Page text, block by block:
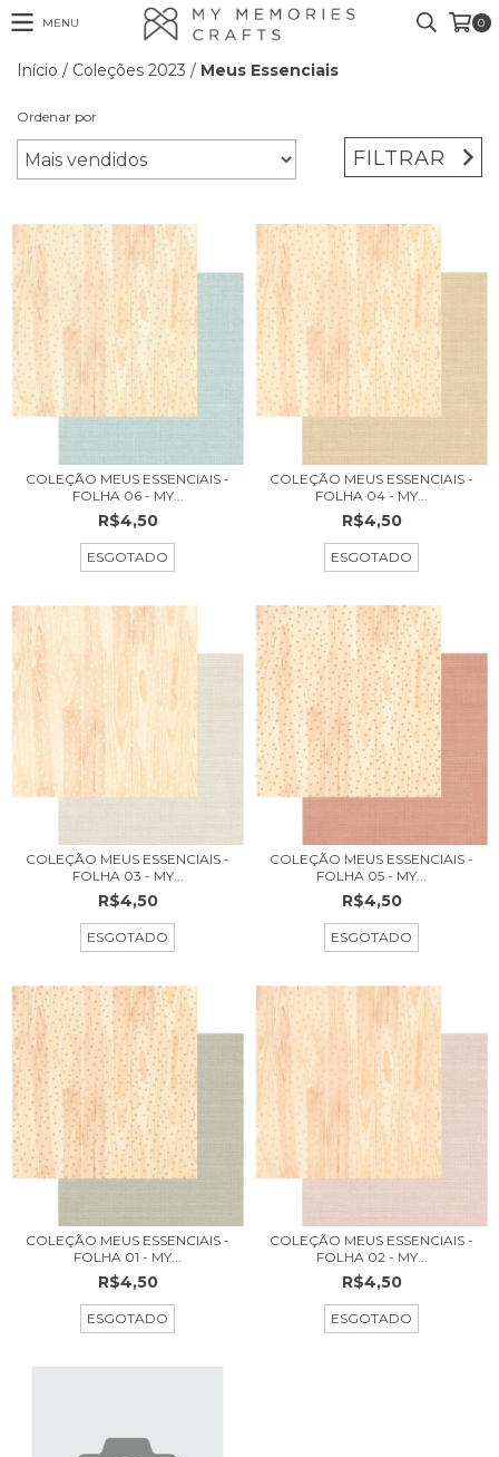
MENU 0
Início / Coleções 2023 / Meus Essenciais
Ordenar por
FILTRAR
COLEÇÃO MEUS ESSENCIAIS -
FOLHA 06 - MY...
R$4,50
ESGOTADO
COLEÇÃO MEUS ESSENCIAIS -
FOLHA 04 - MY...
R$4,50
ESGOTADO
COLEÇÃO MEUS ESSENCIAIS -
FOLHA 03 - MY...
R$4,50
ESGOTADO
COLEÇÃO MEUS ESSENCIAIS -
FOLHA 05 - MY...
R$4,50
ESGOTADO
COLEÇÃO MEUS ESSENCIAIS -
FOLHA 01 - MY...
R$4,50
ESGOTADO
COLEÇÃO MEUS ESSENCIAIS -
FOLHA 02 - MY...
R$4,50
ESGOTADO